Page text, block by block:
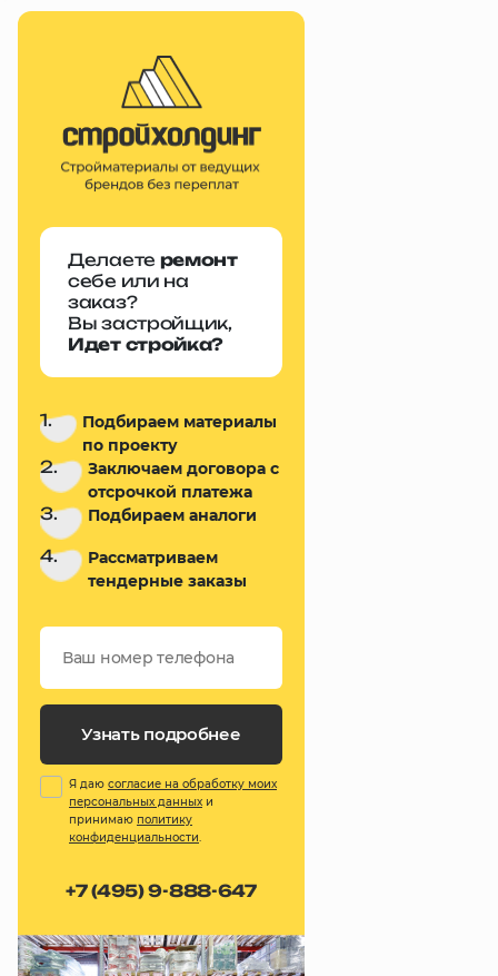
Делаете ремонт
себе или на
заказ?
Вы застройщик,
Идет стройка?
1.
Подбираем материалы
по проекту
2.
Заключаем договора с
отсрочкой платежа
3. Подбираем аналоги
4.
Рассматриваем
тендерные заказы
Узнать подробнее
Я даю согласие на обработку моих
персональных данных и
принимаю политику
конфиденциальности.
+7 (495) 9-888-647